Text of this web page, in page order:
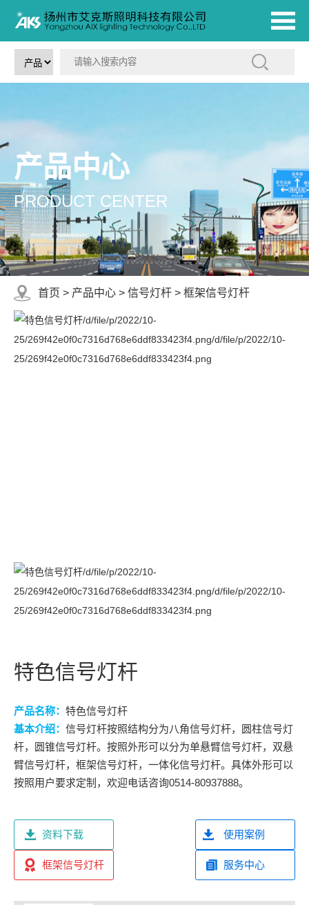
产品中心
PRODUCT CENTER
首页 > 产品中心 > 信号灯杆 > 框架信号灯杆
特色信号灯杆
产品名称： 特色信号灯杆
基本介绍： 信号灯杆按照结构分为八角信号灯杆，圆柱信号灯
杆，圆锥信号灯杆。按照外形可以分为单悬臂信号灯杆，双悬
臂信号灯杆，框架信号灯杆，一体化信号灯杆。具体外形可以
按照用户要求定制，欢迎电话咨询0514-80937888。
资料下载 使用案例
框架信号灯杆 服务中心